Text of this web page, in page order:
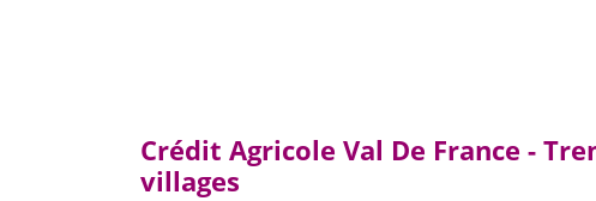
Crédit Agricole Val De France -
villages